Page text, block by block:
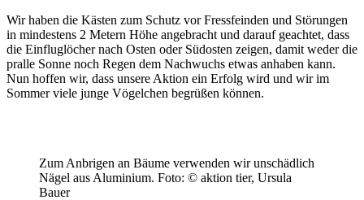
Wir haben die Kästen zum Schutz vor Fressfeinden und Störungen
in mindestens 2 Metern Höhe angebracht und darauf geachtet, dass
die Einfluglöcher nach Osten oder Südosten zeigen, damit weder die
pralle Sonne noch Regen dem Nachwuchs etwas anhaben kann.
Nun hoffen wir, dass unsere Aktion ein Erfolg wird und wir im
Sommer viele junge Vögelchen begrüßen können.
Zum Anbrigen an Bäume verwenden wir unschädlich
Nägel aus Aluminium. Foto: © aktion tier, Ursula
Bauer